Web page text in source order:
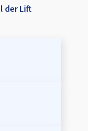
der Lift